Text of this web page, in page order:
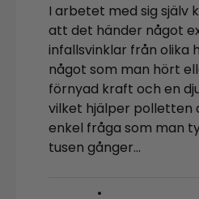
I arbetet med sig själv
att det händer något
infallsvinklar från olika
något som man hört
förnyad kraft och en
vilket hjälper polletten
enkel fråga som man
tusen gånger…